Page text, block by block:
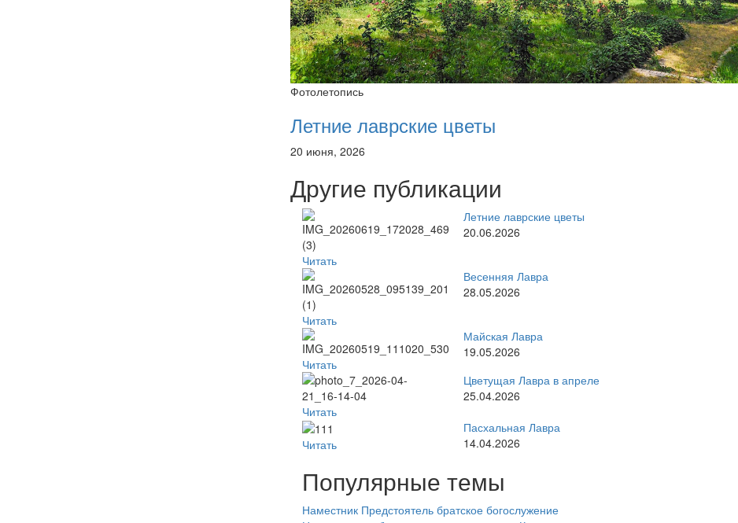
Фотолетопись
Летние лаврские цветы
20 июня, 2026
Другие публикации
Читать
Летние лаврские цветы
20.06.2026
Читать
Весенняя Лавра
28.05.2026
Читать
Майская Лавра
19.05.2026
Читать
Цветущая Лавра в апреле
25.04.2026
Читать
Пасхальная Лавра
14.04.2026
Популярные темы
Наместник Предстоятель братское богослужение